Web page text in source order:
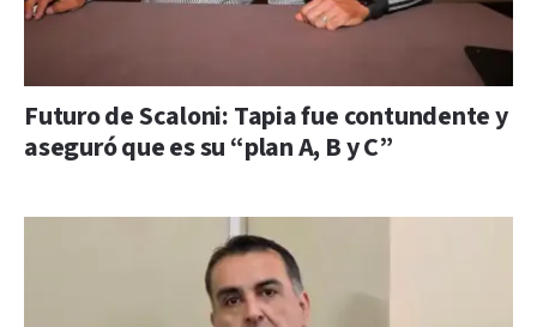
Futuro de Scaloni: Tapia fue contundente y
aseguró que es su “plan A, B y C”